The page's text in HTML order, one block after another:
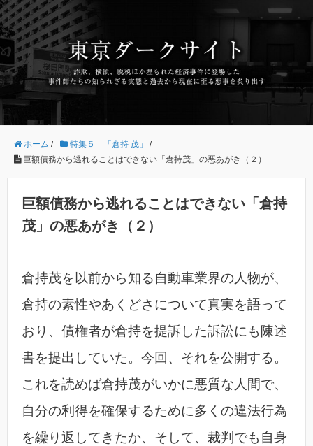
ホーム / 特集５ 「倉持 茂」
/
巨額債務から逃れることはできない「倉持茂」の悪あがき（２）
巨額債務から逃れることはできない「倉持
茂」の悪あがき（２）
倉持茂を以前から知る自動車業界の人物が、
倉持の素性やあくどさについて真実を語って
おり、債権者が倉持を提訴した訴訟にも陳述
書を提出していた。今回、それを公開する。
これを読めば倉持茂がいかに悪質な人間で、
自分の利得を確保するために多くの違法行為
を繰り返してきたか、そして、裁判でも自身